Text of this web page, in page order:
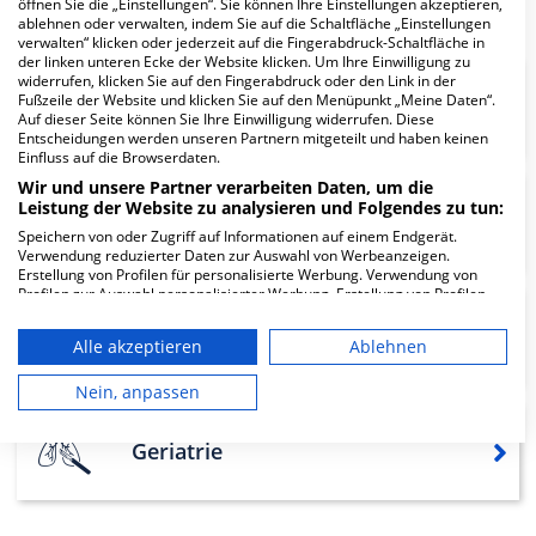
Schmerzzentrum
Orthopädie
Neurologie
Geriatrie
öffnen Sie die „Einstellungen“. Sie können Ihre Einstellungen akzeptieren,
ablehnen oder verwalten, indem Sie auf die Schaltfläche „Einstellungen
verwalten“ klicken oder jederzeit auf die Fingerabdruck-Schaltfläche in
der linken unteren Ecke der Website klicken. Um Ihre Einwilligung zu
widerrufen, klicken Sie auf den Fingerabdruck oder den Link in der
Fußzeile der Website und klicken Sie auf den Menüpunkt „Meine Daten“.
Auf dieser Seite können Sie Ihre Einwilligung widerrufen. Diese
Entscheidungen werden unseren Partnern mitgeteilt und haben keinen
Einfluss auf die Browserdaten.
Wir und unsere Partner verarbeiten Daten, um die
Leistung der Website zu analysieren und Folgendes zu tun:
Speichern von oder Zugriff auf Informationen auf einem Endgerät.
Verwendung reduzierter Daten zur Auswahl von Werbeanzeigen.
Erstellung von Profilen für personalisierte Werbung. Verwendung von
Profilen zur Auswahl personalisierter Werbung. Erstellung von Profilen
personalisierter Inhalte. Messung der Werbeleistung. Messung der
Performance von Inhalten. Analyse von Zielgruppen durch Statistiken
oder Kombinationen von Daten aus verschiedenen Quellen. Entwicklung
und Verbesserung der Angebote. Verwendung reduzierter Daten zur
Auswahl von Inhalten.
die USA gesendet werden.
Ihre Einwilligung und die cookie Richtlinie gelten ausschließlich für diese
Alle akzeptieren
Ablehnen
Nein, anpassen